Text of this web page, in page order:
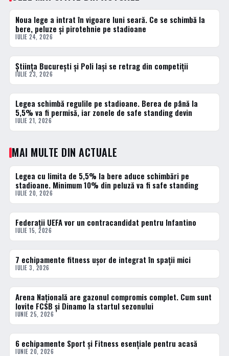
1 · TOP
Noua lege a intrat în vigoare luni seară. Ce se schimbă la
bere, peluze și pirotehnie pe stadioane
IULIE 24, 2026
2 · TOP
Știința București și Poli Iași se retrag din competiții
IULIE 23, 2026
3 · TOP
Legea schimbă regulile pe stadioane. Berea de până la
5,5% va fi permisă, iar zonele de safe standing devin
IULIE 21, 2026
MAI MULTE DIN ACTUALE
ACTUALE
Legea cu limita de 5,5% la bere aduce schimbări pe
stadioane. Minimum 10% din peluză va fi safe standing
IULIE 20, 2026
ACTUALE
Federații UEFA vor un contracandidat pentru Infantino
IULIE 15, 2026
ACTUALE
7 echipamente fitness ușor de integrat în spații mici
IULIE 3, 2026
ACTUALE
Arena Națională are gazonul compromis complet. Cum sunt
lovite FCSB și Dinamo la startul sezonului
IUNIE 25, 2026
ACTUALE
6 echipamente Sport și Fitness esențiale pentru acasă
IUNIE 20, 2026